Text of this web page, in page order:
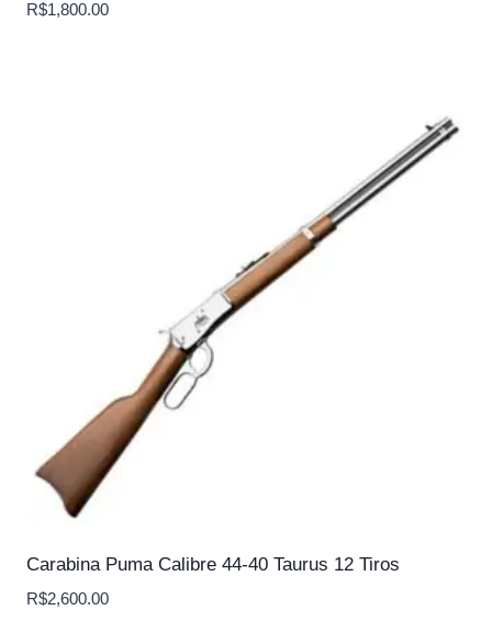
R$1,800.00
Carabina Puma Calibre 44-40 Taurus 12 Tiros
R$2,600.00